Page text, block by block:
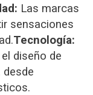
Las marcas
sensaciones
Tecnología:
diseño de